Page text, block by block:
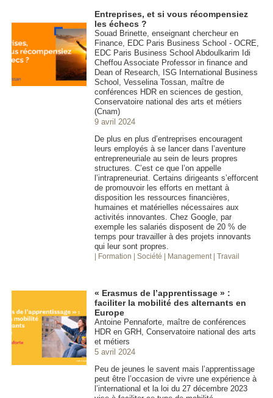
Entreprises, et si vous récompensiez
les échecs ?
Souad Brinette, enseignant chercheur en
Finance, EDC Paris Business School - OCRE,
EDC Paris Business School Abdoulkarim Idi
Cheffou Associate Professor in finance and
Dean of Research, ISG International Business
School, Vesselina Tossan, maître de
conférences HDR en sciences de gestion,
Conservatoire national des arts et métiers
(Cnam)
9 avril 2024
De plus en plus d’entreprises encouragent
leurs employés à se lancer dans l’aventure
entrepreneuriale au sein de leurs propres
structures. C’est ce que l’on appelle
l’intrapreneuriat. Certains dirigeants s’efforcent
de promouvoir les efforts en mettant à
disposition les ressources financières,
humaines et matérielles nécessaires aux
activités innovantes. Chez Google, par
exemple les salariés disposent de 20 % de
temps pour travailler à des projets innovants
qui leur sont propres.
| Formation | Société | Management | Travail
« Erasmus de l’apprentissage » :
faciliter la mobilité des alternants en
Europe
Antoine Pennaforte, maître de conférences
HDR en GRH, Conservatoire national des arts
et métiers
5 avril 2024
Peu de jeunes le savent mais l’apprentissage
peut être l’occasion de vivre une expérience à
l’international et la loi du 27 décembre 2023